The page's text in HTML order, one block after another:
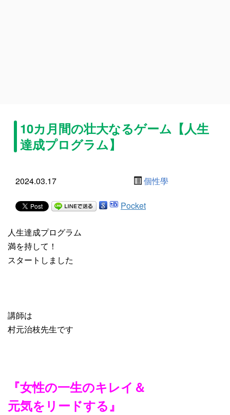
10カ月間の壮大なるゲーム【人生
達成プログラム】
2024.03.17 個性學
Pocket
人生達成プログラム
満を持して！
スタートしました
講師は
村元治枝先生です
『女性の一生のキレイ＆
元気をリードする』